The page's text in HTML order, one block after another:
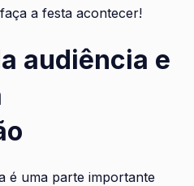
a festa acontecer!
audiência e
é uma parte importante